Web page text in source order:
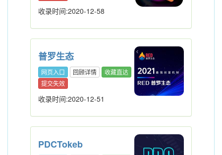
收录时间:2020-12-58
普罗生态
网页入口 回顾详情
收藏直达
提交失效
收录时间:2020-12-51
PDCTokeb